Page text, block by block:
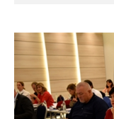
Službeni glasnici
Javne nabavke
Značajni